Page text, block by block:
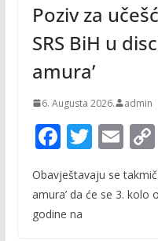
Poziv za
SRS BiH u
amura’
6. Augusta 2026. admin
F
e
b
T
itt
E
ai
C
Obavještavaju se
amura’ da će se 3. kolo
godine na